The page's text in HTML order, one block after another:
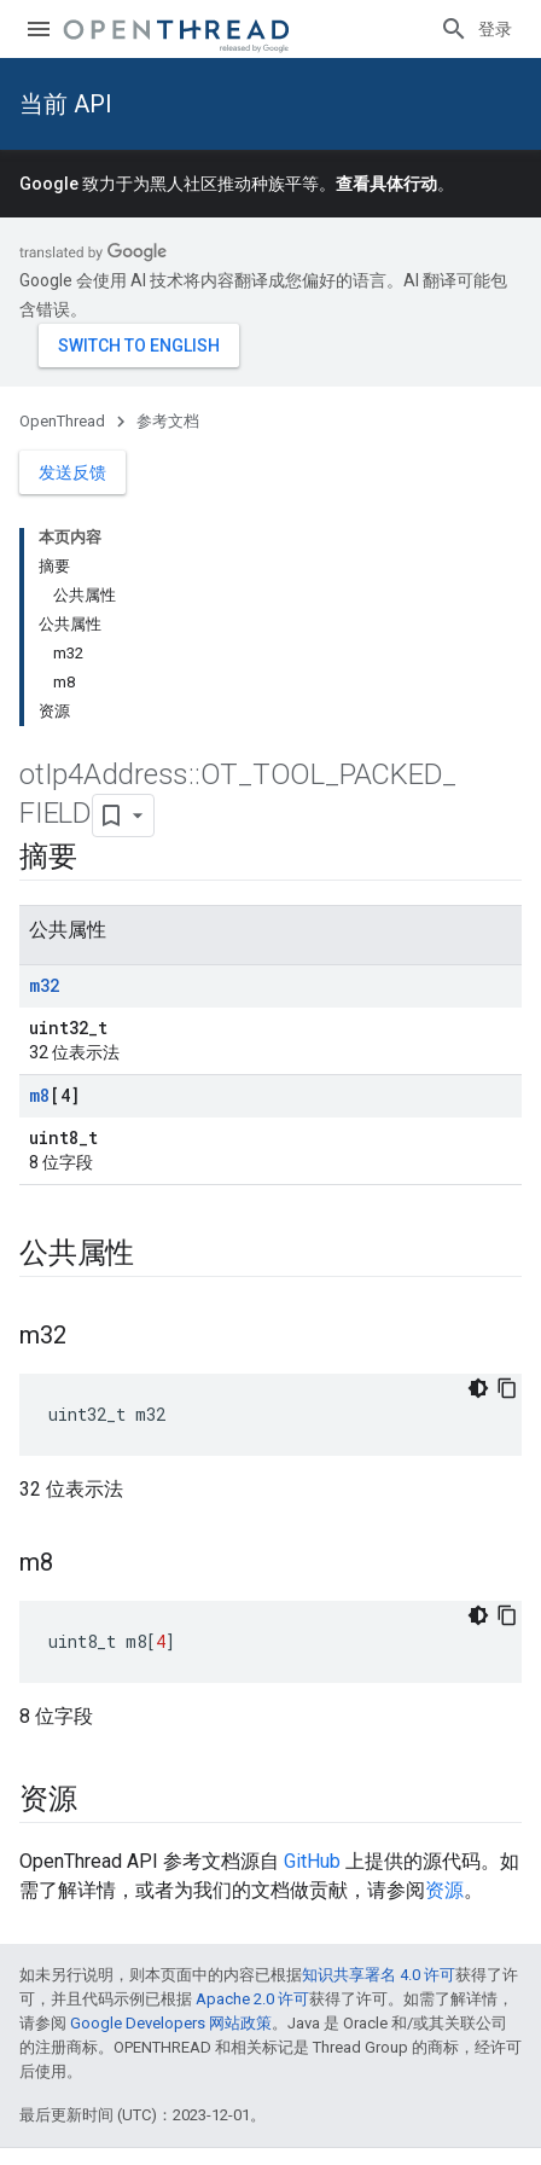
登录
当前 API
Google 致力于为黑人社区推动种族平等。 查看具体行动。
Google 会使用 AI 技术将内容翻译成您偏好的语言。AI 翻译可能包
含错误。
OpenThread 参考文档
发送反馈
本页内容
摘要
公共属性
公共属性
m32
m8
资源
otIp4Address::OT TOOL PACKED
FIELD
摘要
公共属性
m32
uint32_t
32 位表示法
m8 [4]
uint8_t
8 位字段
公共属性
m32
uint32_t m32
32 位表示法
m8
uint8_t m8[4]
8 位字段
资源
OpenThread API 参考文档源自 GitHub 上提供的源代码。如
需了解详情，或者为我们的文档做贡献，请参阅资源。
如未另行说明，则本页面中的内容已根据知识共享署名 4.0 许可获得了许
可，并且代码示例已根据 Apache 2.0 许可获得了许可。如需了解详情，
请参阅 Google Developers 网站政策。Java 是 Oracle 和/或其关联公司
的注册商标。OPENTHREAD 和相关标记是 Thread Group 的商标，经许可
后使用。
最后更新时间 (UTC)：2023-12-01。